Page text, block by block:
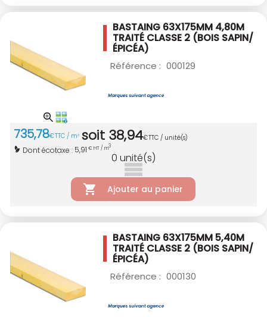
BASTAING 63X175MM 4,80M
TRAITÉ CLASSE 2 (BOIS SAPIN/
ÉPICÉA)
Référence : 000129
735,78€TTC / m3 soit 38,94€TTC / unité(s)
Dont écotaxe : 5,91 € HT / m3
0 unité(s)
Ajouter au panier
BASTAING 63X175MM 5,40M
TRAITÉ CLASSE 2 (BOIS SAPIN/
ÉPICÉA)
Référence : 000130